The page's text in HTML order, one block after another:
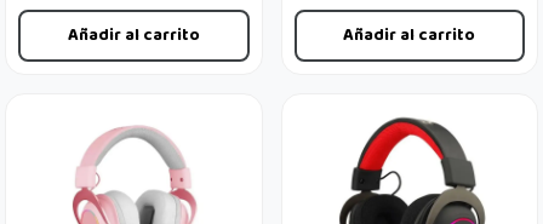
Añadir al carrito Añadir al carrito